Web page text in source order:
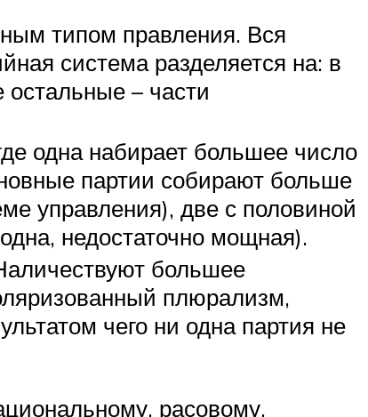
типом правления. Вся
система разделяется на: в
остальные – части
одна набирает большее число
партии собирают больше
управления), две с половиной
недостаточно мощная).
большее
плюрализм,
чего ни одна партия не
расовому,